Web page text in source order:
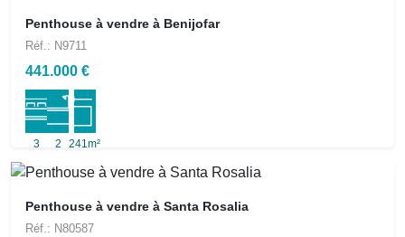
Penthouse à vendre à Benijofar
Réf.: N9711
441.000 €
3 2 241m²
Penthouse à vendre à Santa Rosalia
Réf.: N80587